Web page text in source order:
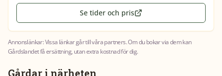
Se tider och pris
Annonslänkar: Vissa länkar går till våra partners. Om du bokar via dem kan
Gårdslandet få ersättning, utan extra kostnad för dig.
Gårdar i närheten